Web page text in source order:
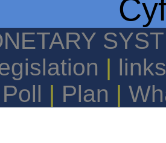
|
Poll | Plan |